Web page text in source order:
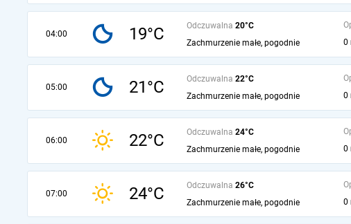
04:00 19°C Odczuwalna 20°C
Zachmurzenie małe, pogodnie
0
05:00 21°C Odczuwalna 22°C
Zachmurzenie małe, pogodnie
0
06:00 22°C Odczuwalna 24°C
Zachmurzenie małe, pogodnie
0
07:00 24°C Odczuwalna 26°C
Zachmurzenie małe, pogodnie
0